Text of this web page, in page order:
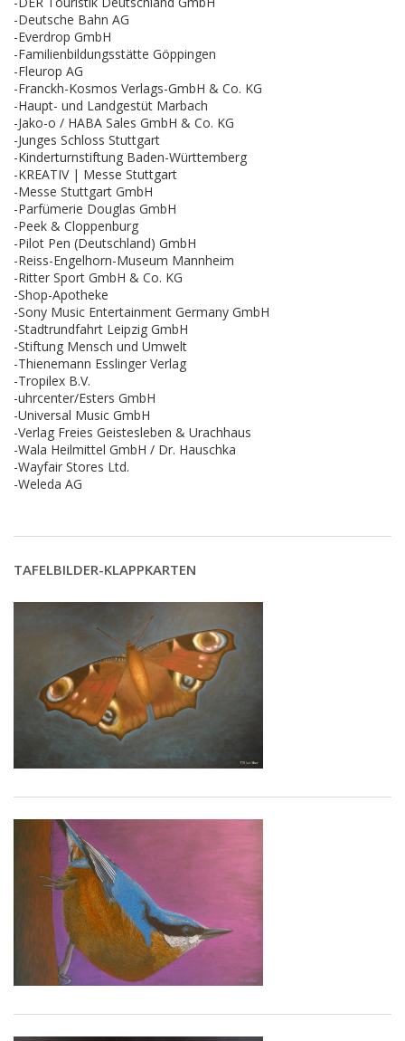
-Deutsche Bahn AG
-Everdrop GmbH
-Familienbildungsstätte Göppingen
-Fleurop AG
-Franckh-Kosmos Verlags-GmbH & Co. KG
-Haupt- und Landgestüt Marbach
-Jako-o / HABA Sales GmbH & Co. KG
-Junges Schloss Stuttgart
-Kinderturnstiftung Baden-Württemberg
-KREATIV | Messe Stuttgart
-Messe Stuttgart GmbH
-Parfümerie Douglas GmbH
-Peek & Cloppenburg
-Pilot Pen (Deutschland) GmbH
-Reiss-Engelhorn-Museum Mannheim
-Ritter Sport GmbH & Co. KG
-Shop-Apotheke
-Sony Music Entertainment Germany GmbH
-Stadtrundfahrt Leipzig GmbH
-Stiftung Mensch und Umwelt
-Thienemann Esslinger Verlag
-Tropilex B.V.
-uhrcenter/Esters GmbH
-Universal Music GmbH
-Verlag Freies Geistesleben & Urachhaus
-Wala Heilmittel GmbH / Dr. Hauschka
-Wayfair Stores Ltd.
-Weleda AG
TAFELBILDER-KLAPPKARTEN